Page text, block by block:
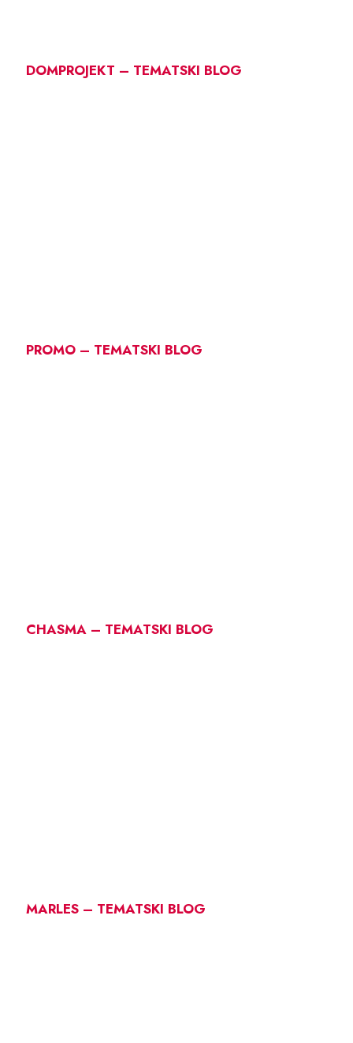
DOMPROJEKT – TEMATSKI BLOG
PROMO – TEMATSKI BLOG
CHASMA – TEMATSKI BLOG
MARLES – TEMATSKI BLOG